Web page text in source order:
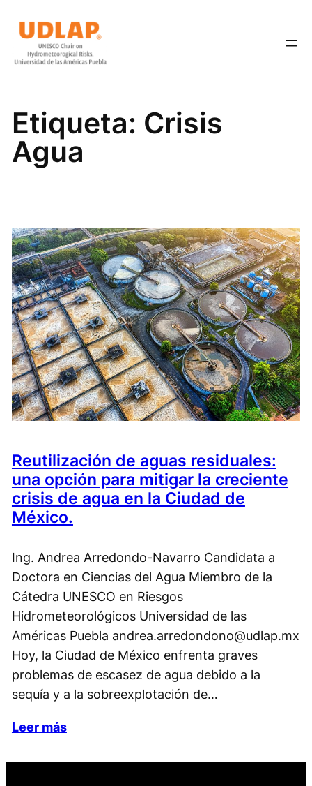
contenido
Etiqueta: Crisis
Agua
Reutilización de aguas residuales:
una opción para mitigar la creciente
crisis de agua en la Ciudad de
México.
Ing. Andrea Arredondo-Navarro Candidata a
Doctora en Ciencias del Agua Miembro de la
Cátedra UNESCO en Riesgos
Hidrometeorológicos Universidad de las
Américas Puebla andrea.arredondono@udlap.mx
Hoy, la Ciudad de México enfrenta graves
problemas de escasez de agua debido a la
sequía y a la sobreexplotación de…
Leer más